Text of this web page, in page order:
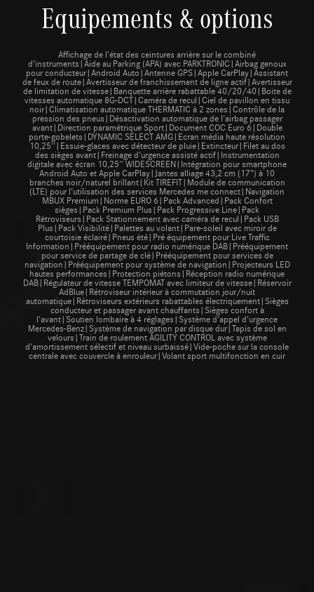
Equipements & options
Affichage de l’état des ceintures arrière sur le combiné
d’instruments|Aide au Parking (APA) avec PARKTRONIC|Airbag genoux
pour conducteur|Android Auto|Antenne GPS|Apple CarPlay|Assistant
de feux de route|Avertisseur de franchissement de ligne actif|Avertisseur
de limitation de vitesse|Banquette arrière rabattable 40/20/40|Boite de
vitesses automatique 8G-DCT|Caméra de recul|Ciel de pavillon en tissu
noir|Climatisation automatique THERMATIC à 2 zones|Contrôle de la
pression des pneus|Désactivation automatique de l'airbag passager
avant|Direction paramétrique Sport|Document COC Euro 6|Double
porte-gobelets|DYNAMIC SELECT AMG|Ecran média haute résolution
10,25''|Essuie-glaces avec détecteur de pluie|Extincteur|Filet au dos
des sièges avant|Freinage d’urgence assisté actif|Instrumentation
digitale avec écran 10,25'' WIDESCREEN|Intégration pour smartphone
Android Auto et Apple CarPlay|Jantes alliage 43,2 cm (17") à 10
branches noir/naturel brillant|Kit TIREFIT|Module de communication
(LTE) pour l’utilisation des services Mercedes me connect|Navigation
MBUX Premium|Norme EURO 6|Pack Advanced|Pack Confort
sièges|Pack Premium Plus|Pack Progressive Line|Pack
Rétroviseurs|Pack Stationnement avec caméra de recul|Pack USB
Plus|Pack Visibilité|Palettes au volant|Pare-soleil avec miroir de
courtoisie éclairé|Pneus été|Pré équipement pour Live Traffic
Information|Prééquipement pour radio numérique DAB|Prééquipement
pour service de partage de clé|Prééquipement pour services de
navigation|Prééquipement pour système de navigation|Projecteurs LED
hautes performances|Protection piétons|Réception radio numérique
DAB|Régulateur de vitesse TEMPOMAT avec limiteur de vitesse|Réservoir
AdBlue|Rétroviseur intérieur à commutation jour/nuit
automatique|Rétroviseurs extérieurs rabattables électriquement|Sièges
conducteur et passager avant chauffants|Sièges confort à
l'avant|Soutien lombaire à 4 réglages|Système d'appel d'urgence
Mercedes-Benz|Système de navigation par disque dur|Tapis de sol en
velours|Train de roulement AGILITY CONTROL avec système
d'amortissement sélectif et niveau surbaissé|Vide-poche sur la console
centrale avec couvercle à enrouleur|Volant sport multifonction en cuir